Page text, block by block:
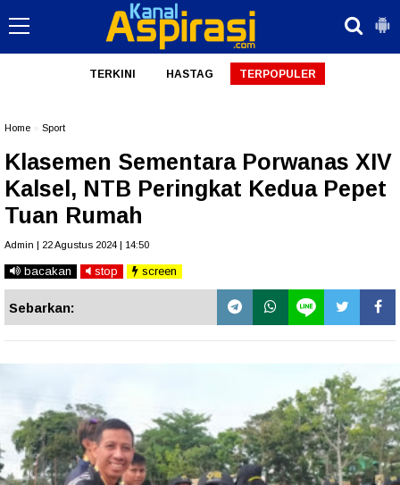
TERKINI HASTAG TERPOPULER
Home Sport
Klasemen Sementara Porwanas XIV
Kalsel, NTB Peringkat Kedua Pepet
Tuan Rumah
Admin | 22 Agustus 2024 | 14:50
bacakan stop screen
Sebarkan: